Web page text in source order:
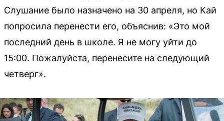
Слушание было назначено на 30 апреля, но Кай
попросила перенести его, объяснив: «Это мой
последний день в школе. Я не могу уйти до
15:00. Пожалуйста, перенесите на следующий
четверг».